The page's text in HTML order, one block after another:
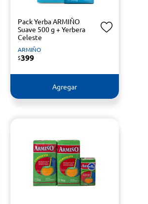
Pack Yerba ARMIÑO
Suave 500 g + Yerbera
Celeste
ARMIÑO
$399
Agregar